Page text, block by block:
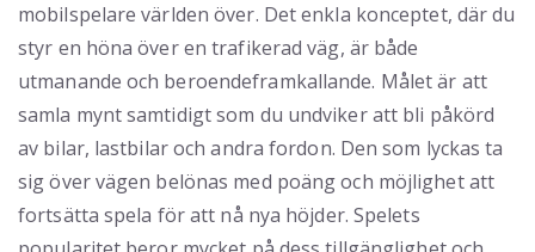
mobilspelare världen över. Det enkla konceptet, där du
styr en höna över en trafikerad väg, är både
utmanande och beroendeframkallande. Målet är att
samla mynt samtidigt som du undviker att bli påkörd
av bilar, lastbilar och andra fordon. Den som lyckas ta
sig över vägen belönas med poäng och möjlighet att
fortsätta spela för att nå nya höjder. Spelets